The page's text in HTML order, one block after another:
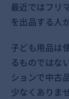
最近ではフリ
を出品する人
子ども用品は
るものではな
ションで中古
少なくありま